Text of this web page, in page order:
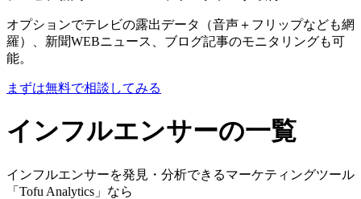
オプションでテレビの露出データ（音声＋フリップなども網
羅）、新聞WEBニュース、ブログ記事のモニタリングも可
能。
まずは無料で相談してみる
インフルエンサーの一覧
インフルエンサーを発見・分析できるマーケティングツール
「Tofu Analytics」なら